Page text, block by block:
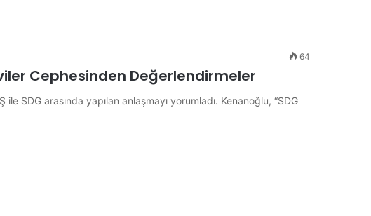
64
Cephesinden Değerlendirmeler
SDG arasında yapılan anlaşmayı yorumladı. Kenanoğlu, “SDG